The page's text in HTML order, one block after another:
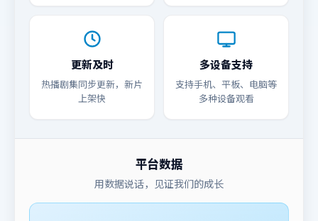
更新及时
热播剧集同步更新，新片
上架快
多设备支持
支持手机、平板、电脑等
多种设备观看
平台数据
用数据说话，见证我们的成长